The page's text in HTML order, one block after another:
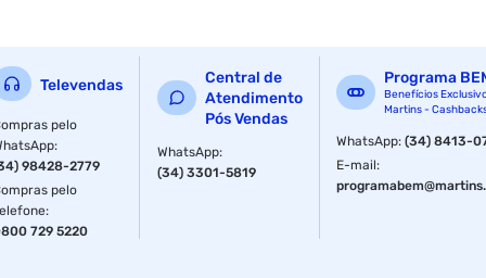
Televendas
pelo
:
98428-2779
pelo
:
729 5220
Central de
Atendimento
Pós Vendas
WhatsApp:
(34) 3301-5819
Programa
Benefícios
Martins -
WhatsApp:(34) 8413-
E-mail: